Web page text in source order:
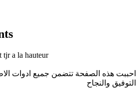
tjr a la hauteur
احببت هذه الصفحة تتضمن جميع ادوات
التوفيق والنجاح